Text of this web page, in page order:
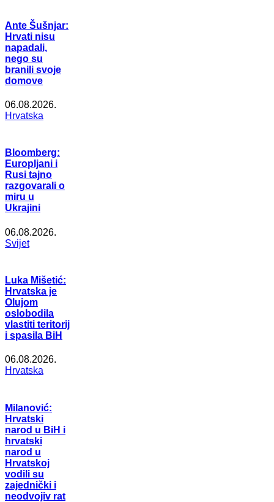
Ante Šušnjar:
Hrvati nisu
napadali,
nego su
branili svoje
domove
06.08.2026.
Hrvatska
Bloomberg:
Europljani i
Rusi tajno
razgovarali o
miru u
Ukrajini
06.08.2026.
Svijet
Luka Mišetić:
Hrvatska je
Olujom
oslobodila
vlastiti teritorij
i spasila BiH
06.08.2026.
Hrvatska
Milanović:
Hrvatski
narod u BiH i
hrvatski
narod u
Hrvatskoj
vodili su
zajednički i
neodvojiv rat